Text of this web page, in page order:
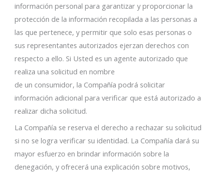
información personal para garantizar y proporcionar la
protección de la información recopilada a las personas a
las que pertenece, y permitir que solo esas personas o
sus representantes autorizados ejerzan derechos con
respecto a ello. Si Usted es un agente autorizado que
realiza una solicitud en nombre
de un consumidor, la Compañía podrá solicitar
información adicional para verificar que está autorizado a
realizar dicha solicitud.
La Compañía se reserva el derecho a rechazar su solicitud
si no se logra verificar su identidad. La Compañía dará su
mayor esfuerzo en brindar información sobre la
denegación, y ofrecerá una explicación sobre motivos,